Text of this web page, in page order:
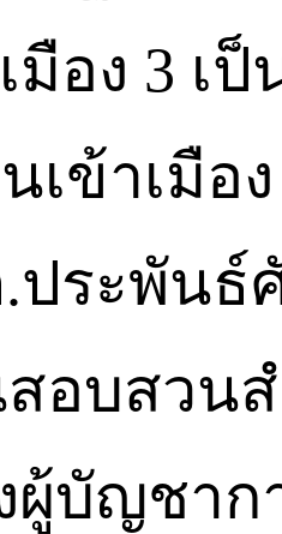
มือง 3 เ
เข้าเมือง
ประพันธ์
อบสวน
ผู้บัญชาก